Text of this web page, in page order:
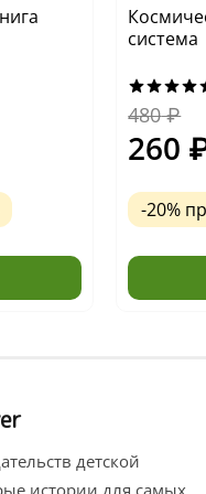
система
480₽
260
-20%
детской
истории для самых